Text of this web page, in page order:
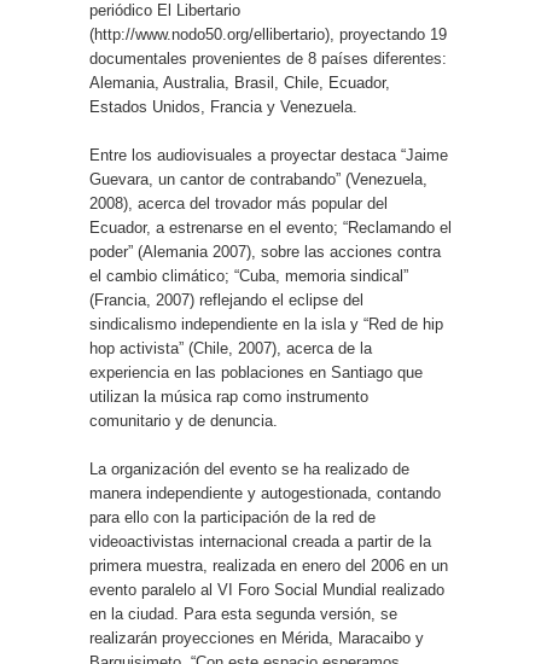
periódico El Libertario
(http://www.nodo50.org/ellibertario), proyectando 19
documentales provenientes de 8 países diferentes:
Alemania, Australia, Brasil, Chile, Ecuador,
Estados Unidos, Francia y Venezuela.
Entre los audiovisuales a proyectar destaca “Jaime
Guevara, un cantor de contrabando” (Venezuela,
2008), acerca del trovador más popular del
Ecuador, a estrenarse en el evento; “Reclamando el
poder” (Alemania 2007), sobre las acciones contra
el cambio climático; “Cuba, memoria sindical”
(Francia, 2007) reflejando el eclipse del
sindicalismo independiente en la isla y “Red de hip
hop activista” (Chile, 2007), acerca de la
experiencia en las poblaciones en Santiago que
utilizan la música rap como instrumento
comunitario y de denuncia.
La organización del evento se ha realizado de
manera independiente y autogestionada, contando
para ello con la participación de la red de
videoactivistas internacional creada a partir de la
primera muestra, realizada en enero del 2006 en un
evento paralelo al VI Foro Social Mundial realizado
en la ciudad. Para esta segunda versión, se
realizarán proyecciones en Mérida, Maracaibo y